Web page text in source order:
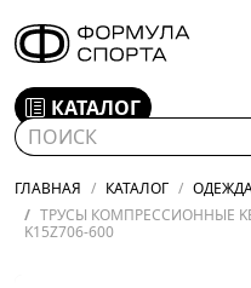
КАТАЛОГ
ГЛАВНАЯ КАТАЛОГ
ТРУСЫ КОМПРЕССИОННЫЕ
K15Z706-600